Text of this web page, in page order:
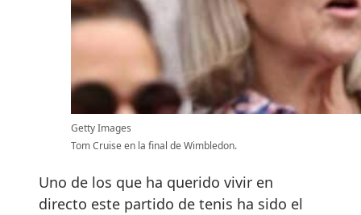
Getty Images
Tom Cruise en la final de Wimbledon.
Uno de los que ha querido vivir en
directo este partido de tenis ha sido el